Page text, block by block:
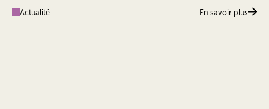
Actualité
En savoir plus